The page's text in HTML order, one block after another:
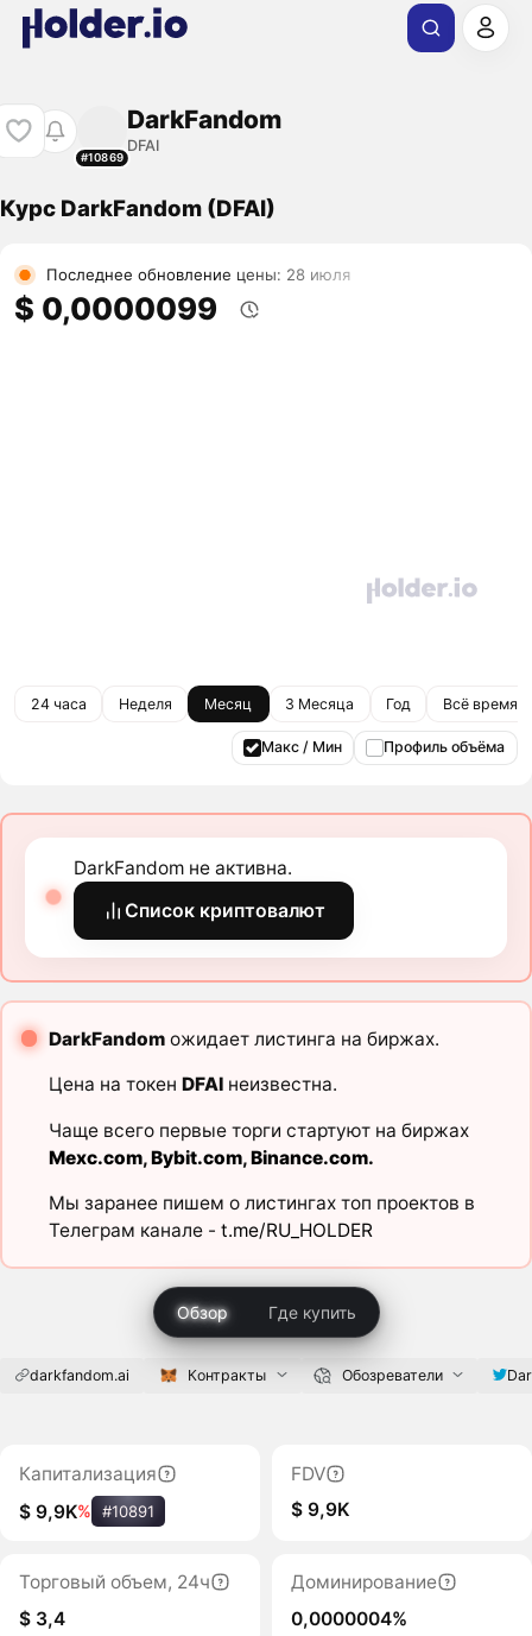
#10869
DarkFandom
DFAI
Курс DarkFandom (DFAI)
Последнее обновление цены: 28 июля
$ 0,0000099
24 часа Неделя Месяц 3 Месяца Год Всё время
Макс / Мин Профиль объёма
DarkFandom не активна.
Список криптовалют
DarkFandomожидает листинга на биржах.
Цена на токен DFAIнеизвестна.
Чаще всего первые торги стартуют на биржах
Mexc.com,Bybit.com,Binance.com.
Мы заранее пишем о листингах топ проектов в
Телеграм канале - t.me/RU_HOLDER
Обзор Где купить
darkfandom.ai Контракты Обозреватели
Капитализация
$ 9,9K% #10891
FDV
$ 9,9K
Торговый объем, 24ч
$ 3,4
Доминирование
0,0000004%